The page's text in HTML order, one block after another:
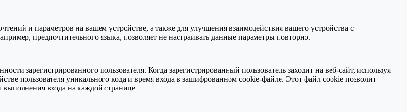
и параметров на вашем устройстве, а также для улучшения взаимодействия вашего устройства с
предпочтительного языка, позволяет не настраивать данные параметры повторно.
зарегистрированного пользователя. Когда зарегистрированный пользователь заходит на веб-сайт, используя
пользователя уникального кода и время входа в зашифрованном сookie-файле. Этот файл сookie позволит
выполнения входа на каждой странице.